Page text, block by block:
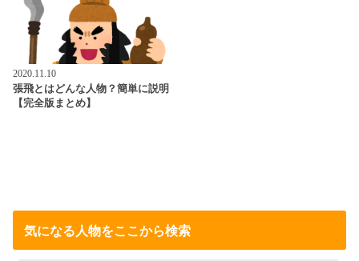
2020.11.10
張飛とはどんな人物？簡単に説明
【完全版まとめ】
気になる人物をここから検索